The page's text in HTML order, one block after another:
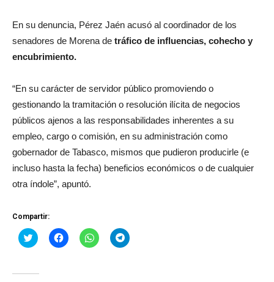
En su denuncia, Pérez Jaén acusó al coordinador de los
senadores de Morena de tráfico de influencias, cohecho y
encubrimiento.
“En su carácter de servidor público promoviendo o
gestionando la tramitación o resolución ilícita de negocios
públicos ajenos a las responsabilidades inherentes a su
empleo, cargo o comisión, en su administración como
gobernador de Tabasco, mismos que pudieron producirle (e
incluso hasta la fecha) beneficios económicos o de cualquier
otra índole”, apuntó.
Compartir:
Haz
clic
Twitter
Haz
clic
Haz
clic
Haz
clic